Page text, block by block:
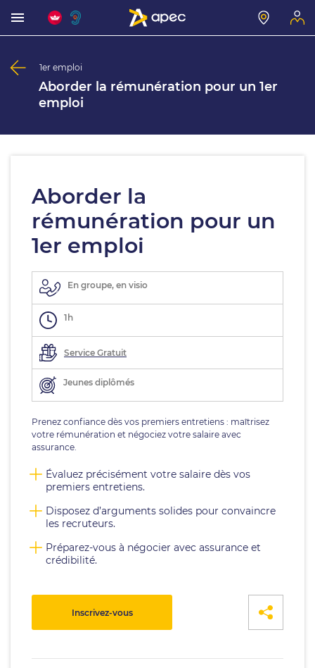
1er emploi
Aborder la rémunération pour un 1er
emploi
Aborder la
rémunération pour un
1er emploi
En groupe, en visio
1h
Service Gratuit
Jeunes diplômés
Prenez confiance dès vos premiers entretiens : maîtrisez
votre rémunération et négociez votre salaire avec
assurance.
Évaluez précisément votre salaire dès vos
premiers entretiens.
Disposez d’arguments solides pour convaincre
les recruteurs.
Préparez-vous à négocier avec assurance et
crédibilité.
Inscrivez-vous